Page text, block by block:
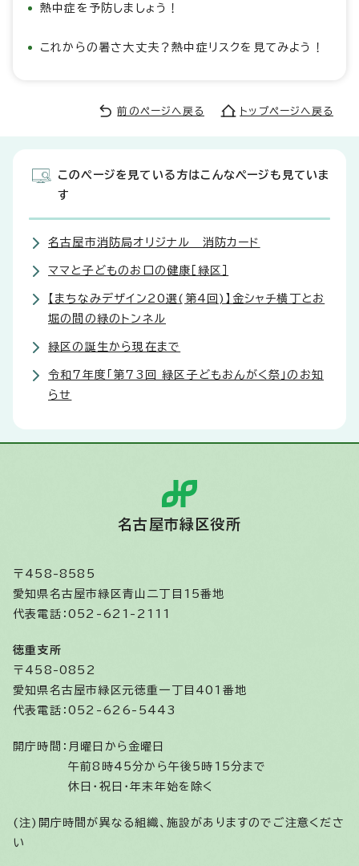
熱中症を予防しましょう！
これからの暑さ大丈夫？熱中症リスクを見てみよう！
前のページへ戻る トップページへ戻る
このページを見ている方はこんなページも見ていま
す
名古屋市消防局オリジナル 消防カード
ママと子どものお口の健康［緑区］
【まちなみデザイン20選(第4回)】金シャチ横丁とお
堀の間の緑のトンネル
緑区の誕生から現在まで
令和7年度「第73回 緑区子どもおんがく祭」のお知
らせ
名古屋市緑区役所
〒458-8585
愛知県名古屋市緑区青山二丁目15番地
代表電話：052-621-2111
徳重支所
〒458-0852
愛知県名古屋市緑区元徳重一丁目401番地
代表電話：052-626-5443
開庁時間： 月曜日から金曜日
午前8時45分から午後5時15分まで
休日・祝日・年末年始を除く
(注)開庁時間が異なる組織、施設がありますのでご注意くださ
い